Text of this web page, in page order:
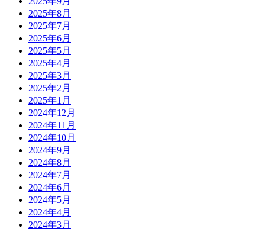
2025年8月
2025年7月
2025年6月
2025年5月
2025年4月
2025年3月
2025年2月
2025年1月
2024年12月
2024年11月
2024年10月
2024年9月
2024年8月
2024年7月
2024年6月
2024年5月
2024年4月
2024年3月